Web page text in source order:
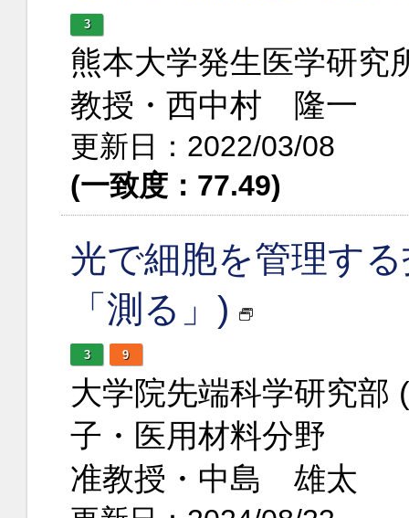
3
熊本大学発生医学研究
教授・西中村 隆一
更新日：2022/03/08
(一致度：77.49)
光で細胞を管理す
「測る」)
3 9
大学院先端科学研究
子・医用材料分野
准教授・中島 雄太